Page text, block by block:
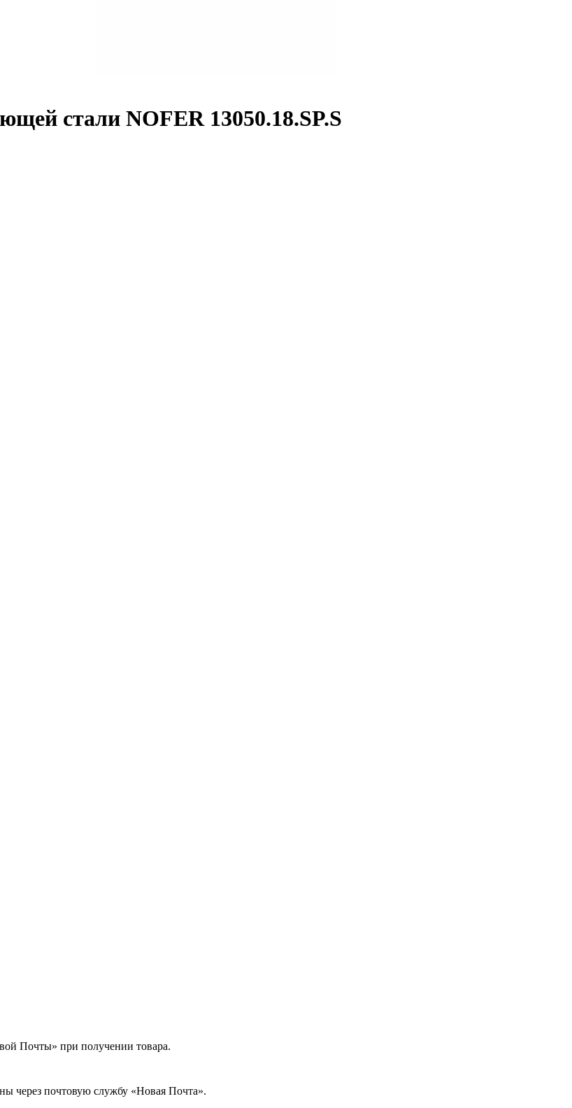
стали NOFER 13050.18.SP.S
Почты» при получении товара.
через почтовую службу «Новая Почта».